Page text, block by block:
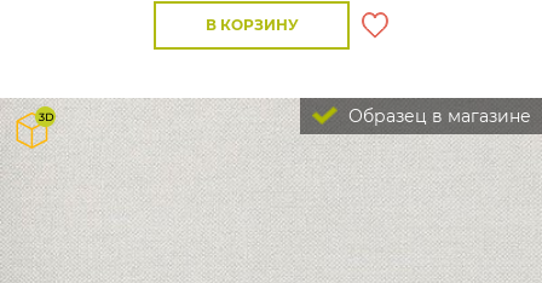
В КОРЗИНУ
Образец в магазине